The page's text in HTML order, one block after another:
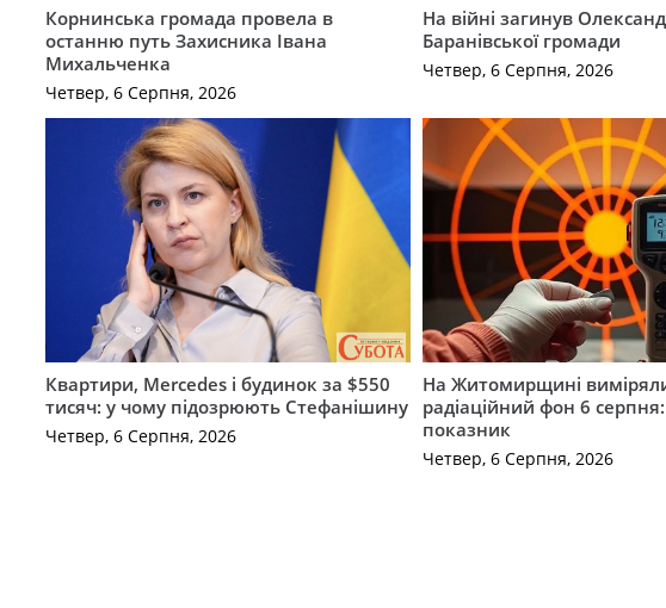
Корнинська громада провела в
останню путь Захисника Івана
Михальченка
Четвер, 6 Серпня, 2026
На війні загинув
Баранівської громади
Четвер, 6 Серпня, 2026
Квартири, Mercedes і будинок за $550
тисяч: у чому підозрюють Стефанішину
Четвер, 6 Серпня, 2026
На Житомирщині
радіаційний фон 6
показник
Четвер, 6 Серпня, 2026